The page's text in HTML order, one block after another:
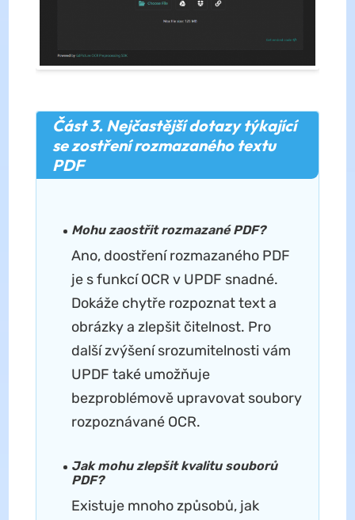
Část 3. Nejčastější dotazy týkající
se zostření rozmazaného textu
PDF
Mohu zaostřit rozmazané PDF?
Ano, doostření rozmazaného PDF
je s funkcí OCR v UPDF snadné.
Dokáže chytře rozpoznat text a
obrázky a zlepšit čitelnost. Pro
další zvýšení srozumitelnosti vám
UPDF také umožňuje
bezproblémově upravovat soubory
rozpoznávané OCR.
Jak mohu zlepšit kvalitu souborů
PDF?
Existuje mnoho způsobů, jak